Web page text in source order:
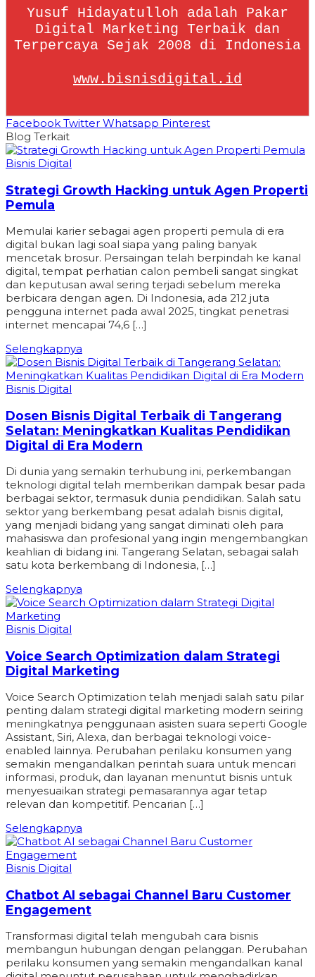
Yusuf Hidayatulloh adalah Pakar
Digital Marketing Terbaik dan
Terpercaya Sejak 2008 di Indonesia
www.bisnisdigital.id
Facebook Twitter Whatsapp Pinterest
Blog Terkait
Bisnis Digital
Strategi Growth Hacking untuk Agen Properti
Pemula
Memulai karier sebagai agen properti pemula di era
digital bukan lagi soal siapa yang paling banyak
mencetak brosur. Persaingan telah berpindah ke kanal
digital, tempat perhatian calon pembeli sangat singkat
dan keputusan awal sering terjadi sebelum mereka
berbicara dengan agen. Di Indonesia, ada 212 juta
pengguna internet pada awal 2025, tingkat penetrasi
internet mencapai 74,6 […]
Selengkapnya
Bisnis Digital
Dosen Bisnis Digital Terbaik di Tangerang
Selatan: Meningkatkan Kualitas Pendidikan
Digital di Era Modern
Di dunia yang semakin terhubung ini, perkembangan
teknologi digital telah memberikan dampak besar pada
berbagai sektor, termasuk dunia pendidikan. Salah satu
sektor yang berkembang pesat adalah bisnis digital,
yang menjadi bidang yang sangat diminati oleh para
mahasiswa dan profesional yang ingin mengembangkan
keahlian di bidang ini. Tangerang Selatan, sebagai salah
satu kota berkembang di Indonesia, […]
Selengkapnya
Bisnis Digital
Voice Search Optimization dalam Strategi
Digital Marketing
Voice Search Optimization telah menjadi salah satu pilar
penting dalam strategi digital marketing modern seiring
meningkatnya penggunaan asisten suara seperti Google
Assistant, Siri, Alexa, dan berbagai teknologi voice-
enabled lainnya. Perubahan perilaku konsumen yang
semakin mengandalkan perintah suara untuk mencari
informasi, produk, dan layanan menuntut bisnis untuk
menyesuaikan strategi pemasarannya agar tetap
relevan dan kompetitif. Pencarian […]
Selengkapnya
Bisnis Digital
Chatbot AI sebagai Channel Baru Customer
Engagement
Transformasi digital telah mengubah cara bisnis
membangun hubungan dengan pelanggan. Perubahan
perilaku konsumen yang semakin mengandalkan kanal